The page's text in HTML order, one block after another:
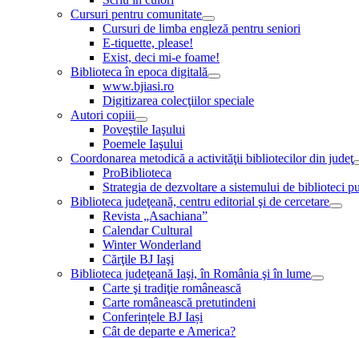
Cursuri pentru comunitate
Cursuri de limba engleză pentru seniori
E-tiquette, please!
Exist, deci mi-e foame!
Biblioteca în epoca digitală
www.bjiasi.ro
Digitizarea colecţiilor speciale
Autori copiii
Poveştile Iaşului
Poemele Iaşului
Coordonarea metodică a activităţii bibliotecilor din judeţ
ProBiblioteca
Strategia de dezvoltare a sistemului de biblioteci
Biblioteca judeţeană, centru editorial şi de cercetare
Revista „Asachiana”
Calendar Cultural
Winter Wonderland
Cărţile BJ Iaşi
Biblioteca judeţeană Iaşi, în România şi în lume
Carte şi tradiţie românească
Carte românească pretutindeni
Conferințele BJ Iași
Cât de departe e America?